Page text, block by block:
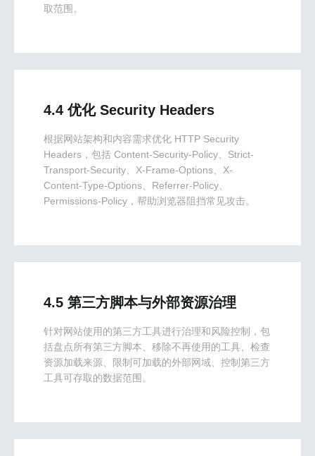
取范围。
4.4 优化 Security Headers
根据网站架构和内容需求优化 HTTP Security
Headers，包括 Content-Security-Policy、Strict-
Transport-Security、X-Frame-Options、X-
Content-Type-Options、Referrer-Policy、
Permissions-Policy，帮助浏览器阻挡常见攻击。
4.5 第三方脚本与外部资源治理
针对网站使用的第三方工具进行治理和风险控制，包
括盘点所有第三方脚本、移除不再使用的工具、检查
资源加载来源、限制可加载的外部网域、控制第三方
工具可存取的数据范围。